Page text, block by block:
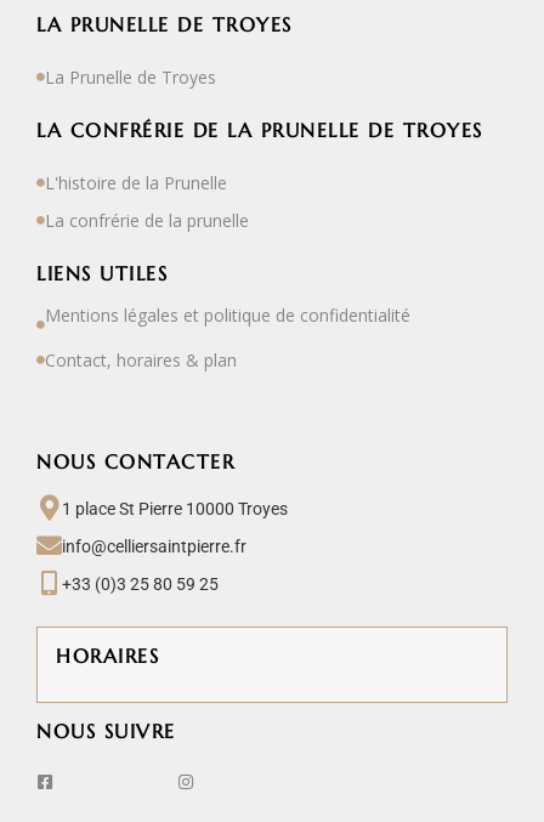
LA PRUNELLE DE TROYES
La Prunelle de Troyes
LA CONFRÉRIE DE LA PRUNELLE DE TROYES
L'histoire de la Prunelle
La confrérie de la prunelle
LIENS UTILES
Mentions légales et politique de confidentialité
Contact, horaires & plan
NOUS CONTACTER
1 place St Pierre 10000 Troyes
info@celliersaintpierre.fr
+33 (0)3 25 80 59 25
HORAIRES
NOUS SUIVRE